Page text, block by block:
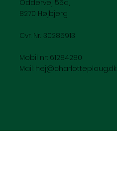
Oddervej 55a,
8270 Højbjerg
Cvr. Nr.: 30285913
Mobil nr.: 61284280
Mail: hej@charlotteploug.dk